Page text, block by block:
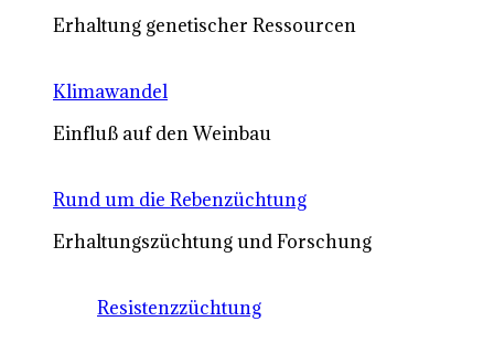
Erhaltung genetischer Ressourcen
Klimawandel
Einfluß auf den Weinbau
Rund um die Rebenzüchtung
Erhaltungszüchtung und Forschung
Resistenzzüchtung